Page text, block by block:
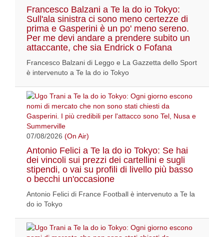
Francesco Balzani a Te la do io Tokyo:
Sull'ala sinistra ci sono meno certezze di
prima e Gasperini è un po' meno sereno.
Per me devi andare a prendere subito un
attaccante, che sia Endrick o Fofana
Francesco Balzani di Leggo e La Gazzetta dello Sport
è intervenuto a Te la do io Tokyo
07/08/2026 (On Air)
Antonio Felici a Te la do io Tokyo: Se hai
dei vincoli sui prezzi dei cartellini e sugli
stipendi, o vai su profili di livello più basso
o becchi un'occasione
Antonio Felici di France Football è intervenuto a Te la
do io Tokyo